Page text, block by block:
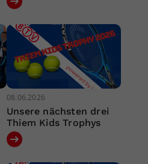
08.06.2026
Unsere nächsten drei
Thiem Kids Trophys